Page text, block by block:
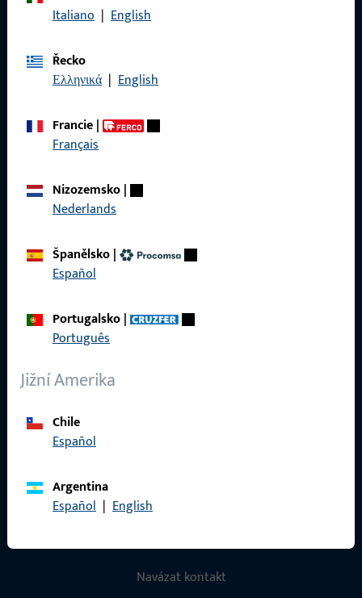
Italiano | English
Řecko
Ελληνικά | English
Francie|
Français
Nizozemsko|
Nederlands
Španělsko|
Español
Portugalsko|
Português
Jižní Amerika
Chile
Español
Argentina
Español | English
Právní informace
Produkty
Navázat kontakt